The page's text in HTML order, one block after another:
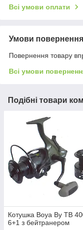
Всі умови оплати
Умови повернення
Повернення товару
Всі умови
Подібні товари
Котушка Boya By TB
6+1 з бейтранером